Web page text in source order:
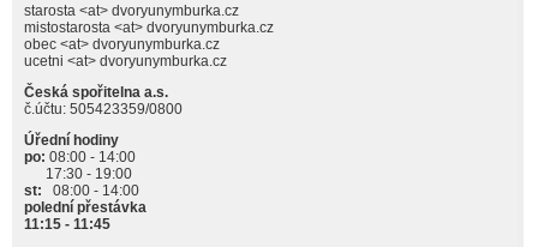
starosta <at> dvoryunymburka.cz
mistostarosta <at> dvoryunymburka.cz
obec <at> dvoryunymburka.cz
ucetni <at> dvoryunymburka.cz
Česká spořitelna a.s.
č.účtu: 505423359/0800
Úřední hodiny
po: 08:00 - 14:00
17:30 - 19:00
st: 08:00 - 14:00
polední přestávka
11:15 - 11:45